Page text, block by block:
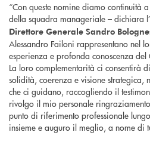
“Con queste nomine diamo continuità
della squadra manageriale – dichiara l’
Direttore Generale Sandro
Alessandro Failoni rappresentano nel
esperienza e profonda conoscenza del
La loro complementarità ci consentirà
solidità, coerenza e visione strategica,
che ci guidano, raccogliendo il
rivolgo il mio personale
punto di riferimento professionale
insieme e auguro il meglio, a nome di